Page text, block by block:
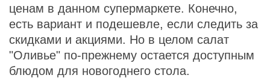
ценам в данном супермаркете. Конечно,
есть вариант и подешевле, если следить за
скидками и акциями. Но в целом салат
"Оливье" по-прежнему остается доступным
блюдом для новогоднего стола.